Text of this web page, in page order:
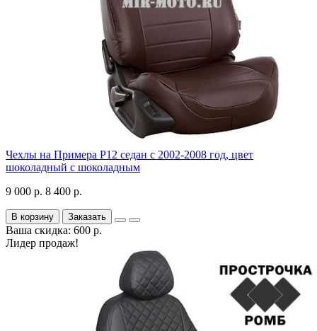
Чехлы на Примера P12 седан с 2002-2008 год, цвет
шоколадный с шоколадным
9 000 р. 8 400 р.
В корзину Заказать
Ваша скидка: 600 р.
Лидер продаж!